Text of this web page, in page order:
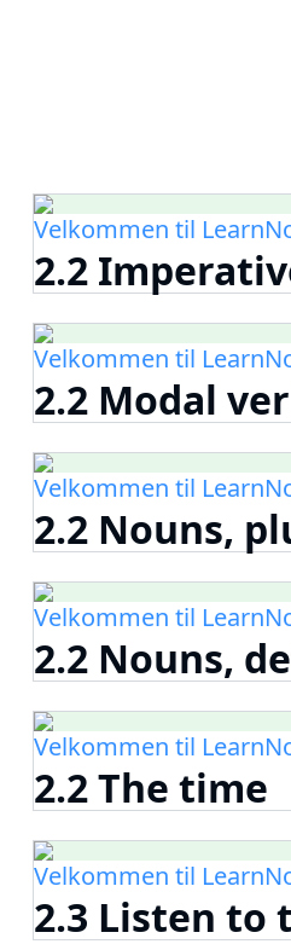
Velkommen til
2.2
Velkommen til
2.2 Modal
Velkommen til
2.2 Nouns,
Velkommen til
2.2 Nouns,
Velkommen til
2.2 The time
Velkommen til
2.3 Listen to